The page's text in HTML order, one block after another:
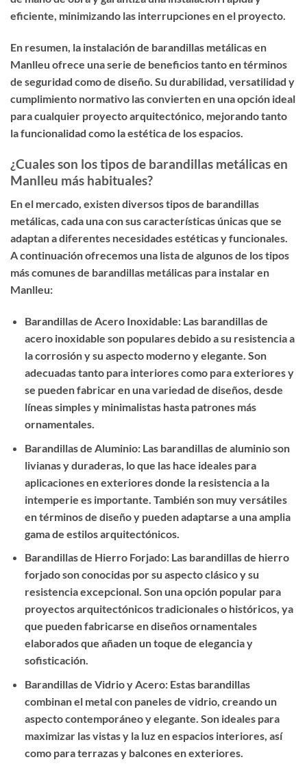
eficiente, minimizando las interrupciones en el proyecto.
En resumen, la instalación de barandillas metálicas en
Manlleu ofrece una serie de beneficios tanto en términos
de seguridad como de diseño. Su durabilidad, versatilidad y
cumplimiento normativo las convierten en una opción ideal
para cualquier proyecto arquitectónico, mejorando tanto
la funcionalidad como la estética de los espacios.
¿Cuales son los tipos de barandillas metálicas en
Manlleu más habituales?
En el mercado, existen diversos tipos de barandillas
metálicas, cada una con sus características únicas que se
adaptan a diferentes necesidades estéticas y funcionales.
A continuación ofrecemos una lista de algunos de los tipos
más comunes de barandillas metálicas para instalar en
Manlleu:
Barandillas de Acero Inoxidable: Las barandillas de
acero inoxidable son populares debido a su resistencia a
la corrosión y su aspecto moderno y elegante. Son
adecuadas tanto para interiores como para exteriores y
se pueden fabricar en una variedad de diseños, desde
líneas simples y minimalistas hasta patrones más
ornamentales.
Barandillas de Aluminio: Las barandillas de aluminio son
livianas y duraderas, lo que las hace ideales para
aplicaciones en exteriores donde la resistencia a la
intemperie es importante. También son muy versátiles
en términos de diseño y pueden adaptarse a una amplia
gama de estilos arquitectónicos.
Barandillas de Hierro Forjado: Las barandillas de hierro
forjado son conocidas por su aspecto clásico y su
resistencia excepcional. Son una opción popular para
proyectos arquitectónicos tradicionales o históricos, ya
que pueden fabricarse en diseños ornamentales
elaborados que añaden un toque de elegancia y
sofisticación.
Barandillas de Vidrio y Acero: Estas barandillas
combinan el metal con paneles de vidrio, creando un
aspecto contemporáneo y elegante. Son ideales para
maximizar las vistas y la luz en espacios interiores, así
como para terrazas y balcones en exteriores.